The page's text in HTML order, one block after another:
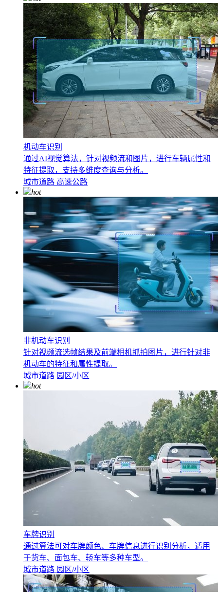
机动车识别
通过AI视觉算法，针对视频流和图片，进行车辆属性和
特征提取，支持多维度查询与分析。
城市道路 高速公路
hot
非机动车识别
针对视频流选帧结果及前端相机抓拍图片，进行针对非
机动车的特征和属性提取。
城市道路 园区/小区
hot
车牌识别
通过算法可对车牌颜色、车牌信息进行识别分析，适用
于货车、面包车、轿车等多种车型。
城市道路 园区/小区